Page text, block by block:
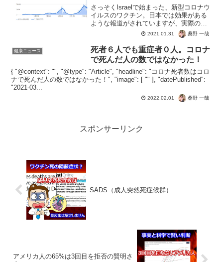
さっそくIsraelで始まった、新型コロナウ
イルスのワクチン。日本では効果がある
ような報道がされていますが、実際のデ
ータではどうなのでしょうか。売りたい
がために事実を隠し接種をすすめるフェ
イクニュースもおおいので、注意したい
ですね。イスラエ...
2021.01.31 桑野 一哉
健康ニュース
死者６人でも重症者０人。コロナ
で死んだ人の数ではなかった！
{ "@context": "", "@type": "Article", "headline": "コロナ死者数はコロ
ナで死んだ人の数ではなかった！", "image": [ "" ], "datePublished":
"2021-03...
2022.02.01 桑野 一哉
スポンサーリンク
SADS（成人突然死症候群）
アメリカ人の65%は3回目を拒否の賢明さ